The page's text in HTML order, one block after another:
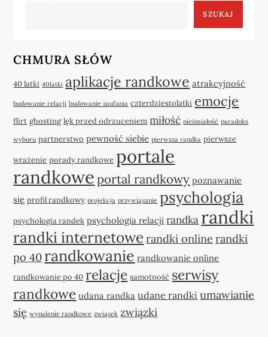
SZUKAJ
CHMURA SŁÓW
40 latki 40latki aplikacje randkowe atrakcyjność
budowanie relacji budowanie zaufania czterdziestolatki emocje
flirt ghosting lęk przed odrzuceniem miłość nieśmiałość paradoks
wyboru partnerstwo pewność siebie pierwsza randka pierwsze
wrażenie porady randkowe portale
randkowe portal randkowy poznawanie
się profil randkowy projekcja przywiązanie psychologia
psychologia randek psychologia relacji randka randki
randki internetowe randki online randki
po 40 randkowanie randkowanie online
randkowanie po 40 relacje samotność serwisy
randkowe udana randka udane randki umawianie
się wypalenie randkowe związek związki